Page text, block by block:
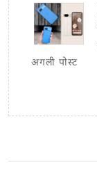
अगली पोस्ट